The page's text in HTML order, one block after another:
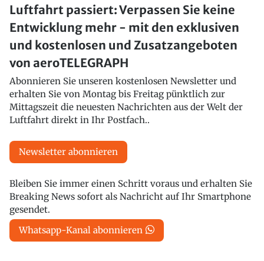
Luftfahrt passiert: Verpassen Sie keine
Entwicklung mehr - mit den exklusiven
und kostenlosen und Zusatzangeboten
von aeroTELEGRAPH
Abonnieren Sie unseren kostenlosen Newsletter und
erhalten Sie von Montag bis Freitag pünktlich zur
Mittagszeit die neuesten Nachrichten aus der Welt der
Luftfahrt direkt in Ihr Postfach..
Newsletter abonnieren
Bleiben Sie immer einen Schritt voraus und erhalten Sie
Breaking News sofort als Nachricht auf Ihr Smartphone
gesendet.
Whatsapp-Kanal abonnieren